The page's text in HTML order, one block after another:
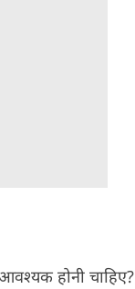
होनी चाहिए?